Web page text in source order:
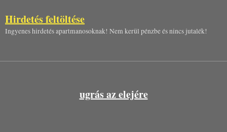
Hirdetés feltöltése
Ingyenes hirdetés apartmanosoknak! Nem kerül pénzbe és nincs jutalék!
ugrás az elejére